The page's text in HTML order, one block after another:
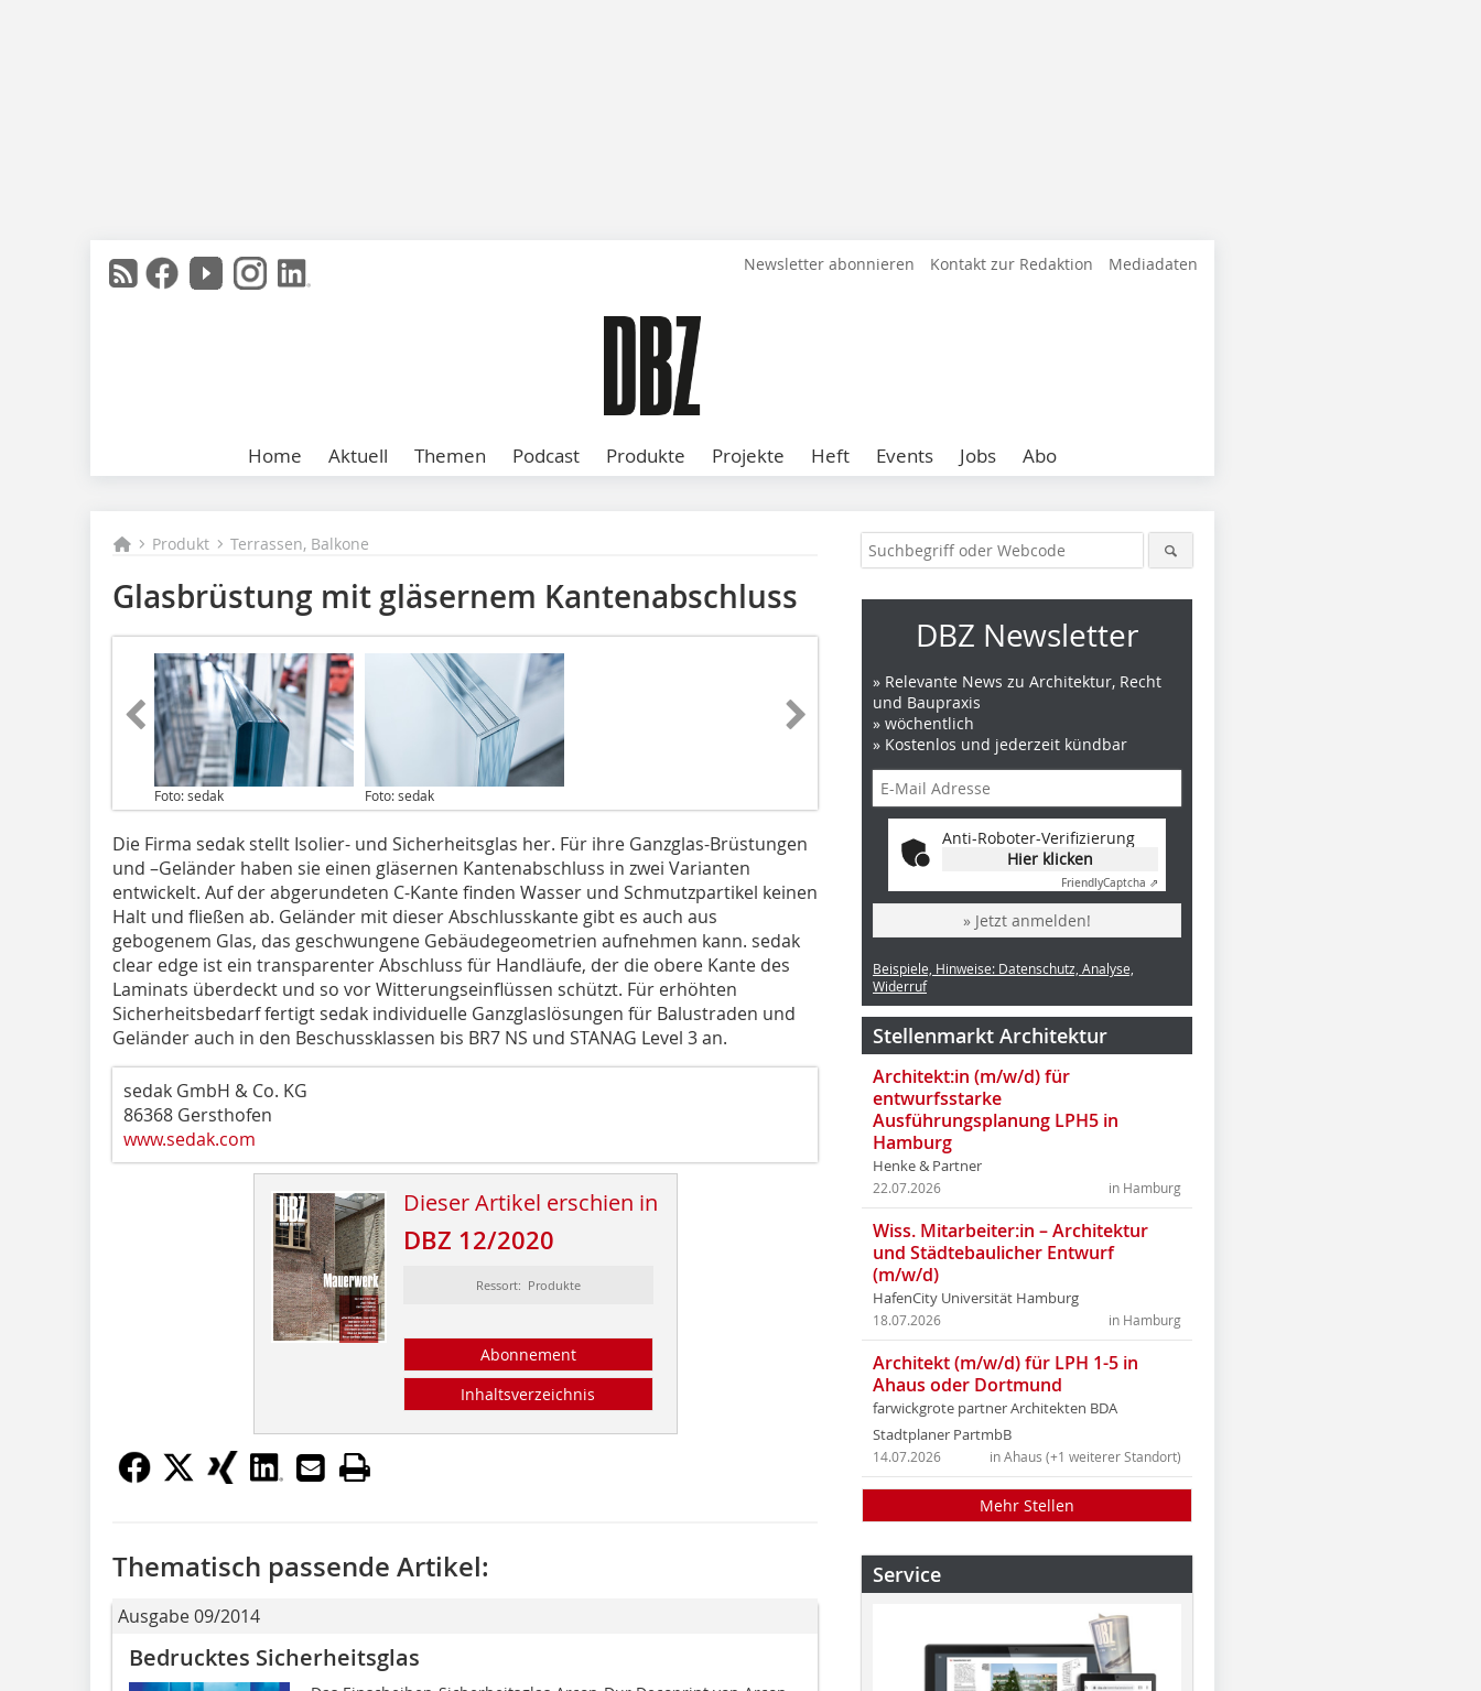
Newsletter abonnieren Kontakt zur Redaktion Mediadaten
Home Aktuell Themen Podcast Produkte Projekte Heft Events Jobs Abo
Produkt Terrassen, Balkone
Glasbrüstung mit gläsernem Kantenabschluss
Foto: sedak Foto: sedak
Die Firma sedak stellt Isolier- und Sicherheitsglas her. Für ihre Ganzglas-Brüstungen
und –Geländer haben sie einen gläsernen Kantenabschluss in zwei Varianten
entwickelt. Auf der abgerundeten C-Kante finden Wasser und Schmutzpartikel keinen
Halt und fließen ab. Geländer mit dieser Abschlusskante gibt es auch aus
gebogenem Glas, das geschwungene Gebäudegeometrien aufnehmen kann. sedak
clear edge ist ein transparenter Abschluss für Handläufe, der die obere Kante des
Laminats überdeckt und so vor Witterungseinflüssen schützt. Für erhöhten
Sicherheitsbedarf fertigt sedak individuelle Ganzglaslösungen für Balustraden und
Geländer auch in den Beschussklassen bis BR7 NS und STANAG Level 3 an.
sedak GmbH & Co. KG
86368 Gersthofen
www.sedak.com
Dieser Artikel erschien in
DBZ 12/2020
Ressort: Produkte
Abonnement
Inhaltsverzeichnis
Thematisch passende Artikel:
Ausgabe 09/2014
Bedrucktes Sicherheitsglas
DBZ Newsletter
» Relevante News zu Architektur, Recht
und Baupraxis
» wöchentlich
» Kostenlos und jederzeit kündbar
Anti-Roboter-Verifizierung
Hier klicken
FriendlyCaptcha ⇗
» Jetzt anmelden!
Beispiele, Hinweise: Datenschutz, Analyse,
Widerruf
Stellenmarkt Architektur
Architekt:in (m/w/d) für
entwurfsstarke
Ausführungsplanung LPH5 in
Hamburg
Henke & Partner
in Hamburg
22.07.2026
Wiss. Mitarbeiter:in – Architektur
und Städtebaulicher Entwurf
(m/w/d)
HafenCity Universität Hamburg
in Hamburg
18.07.2026
Architekt (m/w/d) für LPH 1-5 in
Ahaus oder Dortmund
farwickgrote partner Architekten BDA
Stadtplaner PartmbB
in Ahaus (+1 weiterer Standort)
14.07.2026
Mehr Stellen
Service